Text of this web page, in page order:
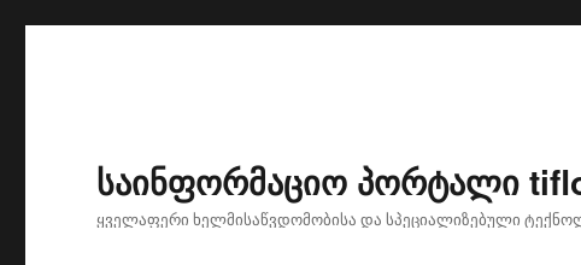
საინფორმაციო პორტალი
ყველაფერი ხელმისაწვდომობისა და სპეციალიზებული